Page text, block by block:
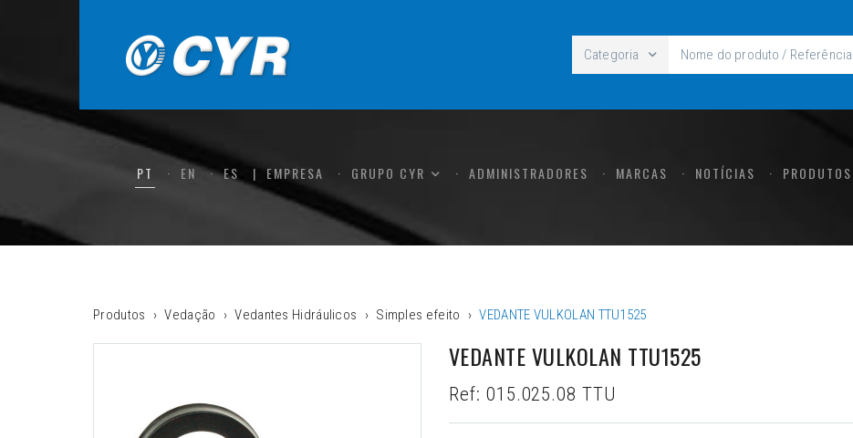
Categoria
PT EN ES EMPRESA GRUPO CYR ADMINISTRADORES MARCAS NOTÍCIAS PRODUTOS
Produtos Vedação Vedantes Hidráulicos Simples efeito VEDANTE VULKOLAN TTU1525
VEDANTE VULKOLAN TTU1525
Ref: 015.025.08 TTU